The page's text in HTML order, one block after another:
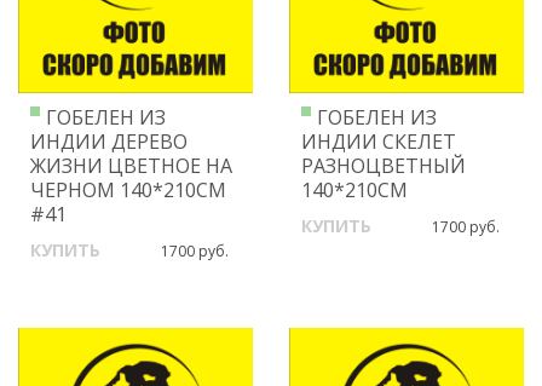
ГОБЕЛЕН ИЗ
ИНДИИ ДЕРЕВО
ЖИЗНИ ЦВЕТНОЕ НА
ЧЕРНОМ 140*210СМ
#41
КУПИТЬ 1700 руб.
ГОБЕЛЕН ИЗ
ИНДИИ СКЕЛЕТ
РАЗНОЦВЕТНЫЙ
140*210СМ
КУПИТЬ 1700 руб.